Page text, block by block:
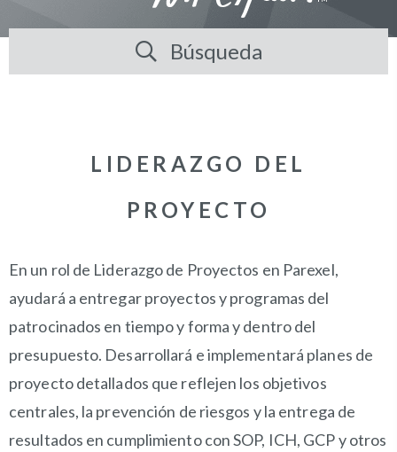
Búsqueda
LIDERAZGO DEL
PROYECTO
En un rol de Liderazgo de Proyectos en Parexel,
ayudará a entregar proyectos y programas del
patrocinados en tiempo y forma y dentro del
presupuesto. Desarrollará e implementará planes de
proyecto detallados que reflejen los objetivos
centrales, la prevención de riesgos y la entrega de
resultados en cumplimiento con SOP, ICH, GCP y otros